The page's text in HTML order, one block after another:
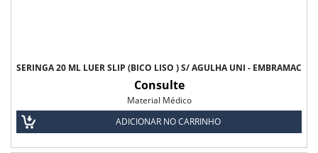
SERINGA 20 ML LUER SLIP (BICO LISO ) S/ AGULHA UNI - EMBRAMAC
Consulte
Material Médico
ADICIONAR NO CARRINHO